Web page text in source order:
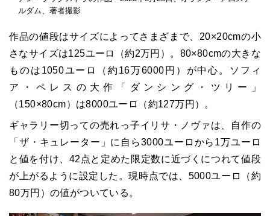
ルダム、著者撮影
作品の値段はサイズによってさまざまで、20×20cmの小
さなサイズは125ユーロ（約2万円）。80×80cmの大きな
ものは1050ユーロ（約16万6000円）が中心。ソフィ
ア・ペレスの大作「ダンシング・ツリー」
（150×80cm）は8000ユーロ（約127万円）。
ギャラリー切っての売れっ子イリサ・ノヴァは、自作の
「ザ・キュレーター」に自ら3000ユーロから1万ユーロ
と値を付け、42点と定めた限定数に近づくにつれて値段
が上がるように設定した。現時点では、5000ユーロ（約
80万円）の値がついている。